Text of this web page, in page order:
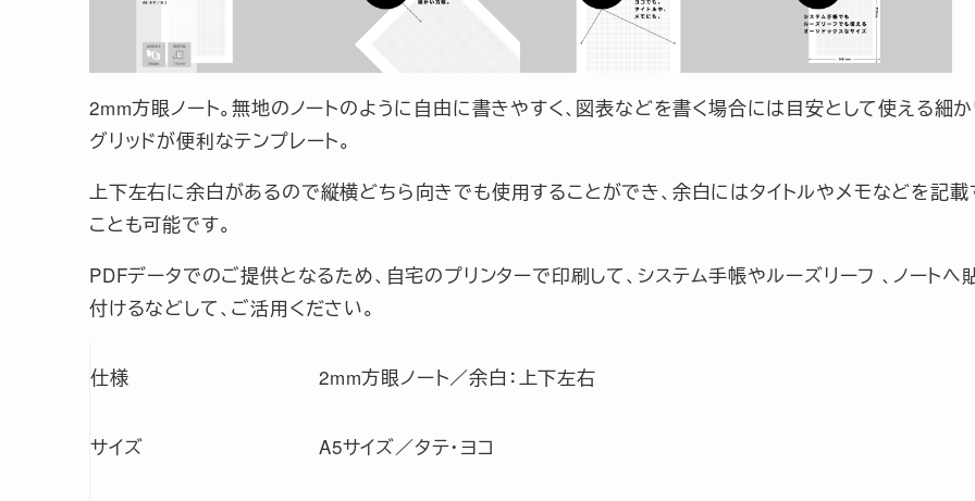
2mm方眼ノート。無地のノートのように自由に書きやすく、図表などを書く場合には目安として使える細
グリッドが便利なテンプレート。
上下左右に余白があるので縦横どちら向きでも使用することができ、余白にはタイトルやメモなどを記載
ことも可能です。
PDFデータでのご提供となるため、自宅のプリンターで印刷して、システム手帳やルーズリーフ 、ノートへ
付けるなどして、ご活用ください。
仕様 2mm方眼ノート／余白：上下左右
サイズ A5サイズ／タテ・ヨコ